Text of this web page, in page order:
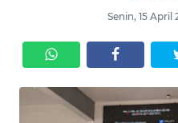
Senin, 15 April
SERBA-
SERBI